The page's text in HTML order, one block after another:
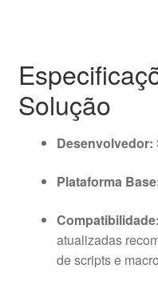
Solução
Desenvolvedor:
Plataforma
Compatibilidade:
atualizadas
de scripts e